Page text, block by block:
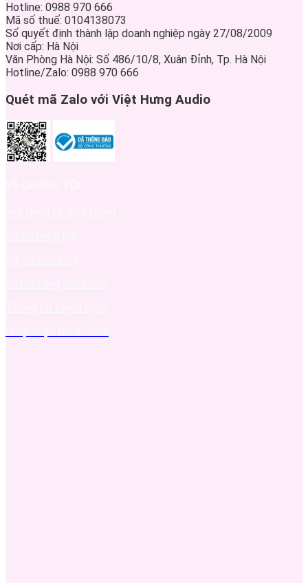
Hotline: 0988 970 666
Mã số thuế: 0104138073
Số quyết định thành lập doanh nghiệp ngày 27/08/2009
Nơi cấp: Hà Nội
Văn Phòng Hà Nội: Số 486/10/8, Xuân Đỉnh, Tp. Hà Nội
Hotline/Zalo: 0988 970 666
Quét mã Zalo với Việt Hưng Audio